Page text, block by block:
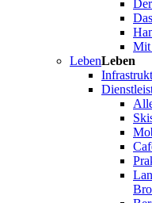
Mit
LebenLeben